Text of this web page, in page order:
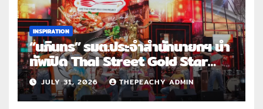
INSPIRATION
“นภินทร” รมต.ประจำสำนักนายกฯ นำ
ทัพเปิด Thai Street Gold Star
Roadshow 3 จังหวัดต้นแบบ
JULY 31, 2026 THEPEACHY ADMIN